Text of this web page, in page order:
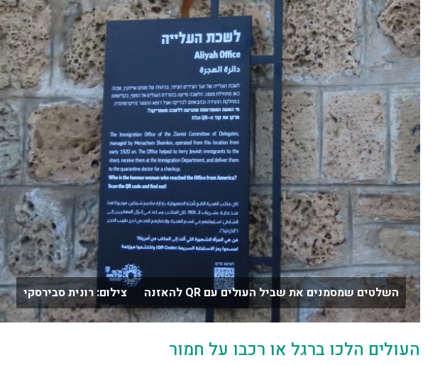
השלטים שמסמנים את שביל העולים עם QR להאזנה צילום: רונית סבירסקי
העולים הלכו ברגל או רכבו על חמור